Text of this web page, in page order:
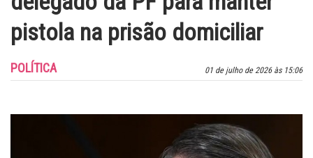
pistola na prisão domiciliar
01 de julho de 2026 às 15:06
POLÍTICA